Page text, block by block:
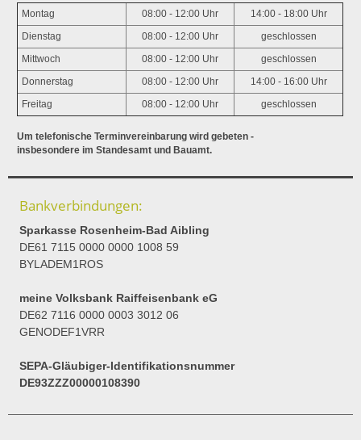
Montag 08:00 - 12:00 Uhr 14:00 - 18:00 Uhr
Dienstag 08:00 - 12:00 Uhr geschlossen
Mittwoch 08:00 - 12:00 Uhr geschlossen
Donnerstag 08:00 - 12:00 Uhr 14:00 - 16:00 Uhr
Freitag 08:00 - 12:00 Uhr geschlossen
Um telefonische Terminvereinbarung wird gebeten -
insbesondere im Standesamt und Bauamt.
Bankverbindungen:
Sparkasse Rosenheim-Bad Aibling
DE61 7115 0000 0000 1008 59
BYLADEM1ROS
meine Volksbank Raiffeisenbank eG
DE62 7116 0000 0003 3012 06
GENODEF1VRR
SEPA-Gläubiger-Identifikationsnummer
DE93ZZZ00000108390